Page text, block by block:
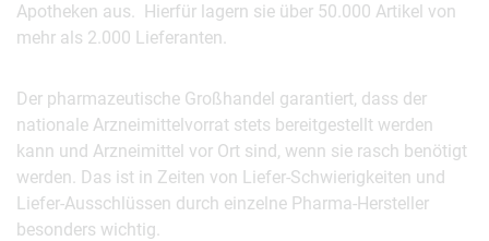
Apotheken aus. Hierfür lagern sie über 50.000 Artikel von
mehr als 2.000 Lieferanten.
Der pharmazeutische Großhandel garantiert, dass der
nationale Arzneimittelvorrat stets bereitgestellt werden
kann und Arzneimittel vor Ort sind, wenn sie rasch benötigt
werden. Das ist in Zeiten von Liefer-Schwierigkeiten und
Liefer-Ausschlüssen durch einzelne Pharma-Hersteller
besonders wichtig.